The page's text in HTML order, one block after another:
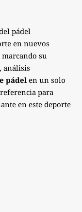
pádel
en nuevos
marcando su
análisis
pádelen un solo
para
en este deporte